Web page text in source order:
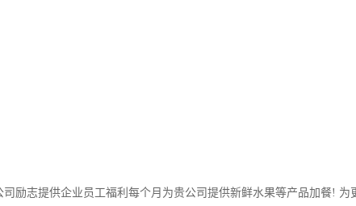
励志提供企业员工福利每个月为贵公司提供新鲜水果等产品加餐! 为